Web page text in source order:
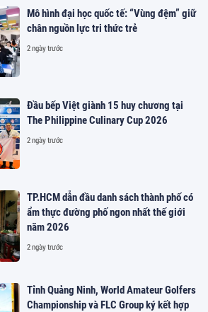
Mô hình đại học quốc tế: “Vùng đệm” giữ
chân nguồn lực tri thức trẻ
2 ngày trước
Đầu bếp Việt giành 15 huy chương tại
The Philippine Culinary Cup 2026
2 ngày trước
TP.HCM dẫn đầu danh sách thành phố có
ẩm thực đường phố ngon nhất thế giới
năm 2026
2 ngày trước
Tỉnh Quảng Ninh, World Amateur Golfers
Championship và FLC Group ký kết hợp